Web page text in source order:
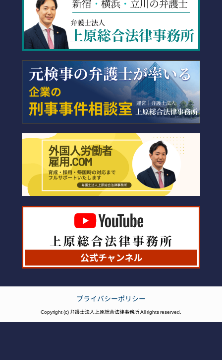
プライバシーポリシー
Copyright (c) 弁護士法人上原総合法律事務所 All rights reserved.